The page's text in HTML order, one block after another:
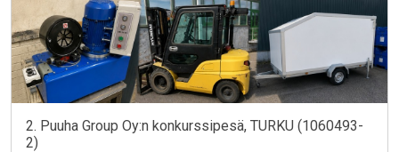
2. Puuha Group Oy:n konkurssipesä, TURKU (1060493-
2)